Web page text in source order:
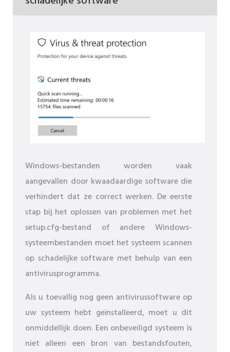
Windows-bestanden worden vaak
aangevallen door kwaadaardige software die
verhindert dat ze correct werken. De eerste
stap bij het oplossen van problemen met het
setup.cfg-bestand of andere Windows-
systeembestanden moet het systeem scannen
op schadelijke software met behulp van een
antivirusprogramma.
Als u toevallig nog geen antivirussoftware op
uw systeem hebt geïnstalleerd, moet u dit
onmiddellijk doen. Een onbeveiligd systeem is
niet alleen een bron van bestandsfouten,